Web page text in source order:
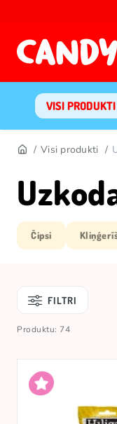
VISI PRODUKTI
Visi produkti
Čipsi
FILTRI
Produktu: 74